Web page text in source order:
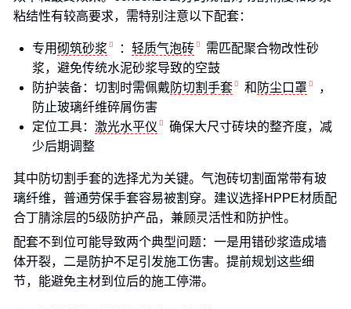
粘结性有较高要求，需特别注意以下配套：
专用砌筑砂浆 ： 轻质气泡砖
需匹配聚合物改性砂
浆，避免传统水泥砂浆导致的空鼓
防护装备：切割时需佩戴 防切割手套 和 防尘口罩
，
防止玻璃纤维碎屑伤害
定位工具： 激光水平仪
确保大尺寸砖块的整齐度，减
少后期调整
其中防切割手套的选择尤为关键。气泡砖切割面常带有玻
璃纤维，普通劳保手套容易被割穿。建议选择HPPE材质配
合丁腈涂层的5级防护产品，兼顾灵活性和防护性。
配套不到位可能导致两个典型问题：一是用错砂浆造成墙
体开裂，二是防护不足引发施工伤害。提前规划这些细
节，能避免主材到位后的施工停滞。